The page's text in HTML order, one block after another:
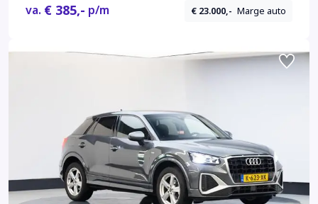
va. € 385,- p/m € 23.000,- Marge auto